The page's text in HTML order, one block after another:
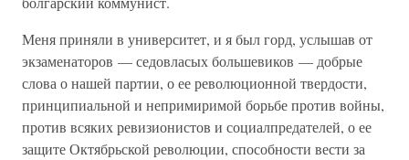
Меня приняли в университет, и я был горд, услышав от
экзаменаторов — седовласых большевиков — добрые
слова о нашей партии, о ее революционной твердости,
принципиальной и непримиримой борьбе против войны,
против всяких ревизионистов и социалпредателей, о ее
защите Октябрьской революции, способности вести за